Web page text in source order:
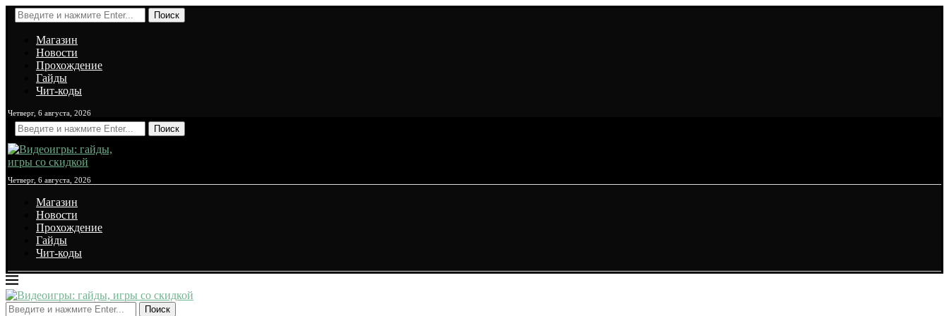
Поиск
Магазин
Новости
Прохождение
Гайды
Чит-коды
Четверг, 6 августа, 2026
Поиск
Четверг, 6 августа, 2026
Магазин
Новости
Прохождение
Гайды
Чит-коды
Поиск